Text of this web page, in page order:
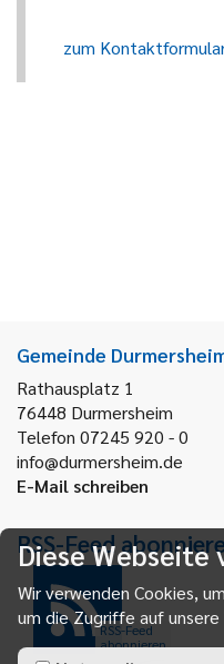
zum
Gemeinde
Rathausplatz 1
76448 Durmersheim
Telefon 07245 920 - 0
info@durmersheim.de
E-Mail schreiben
RSS-Feed
RSS-Feed
abonnieren
Diese Webseite
Wir verwenden Cookies,
um die Zugriffe auf